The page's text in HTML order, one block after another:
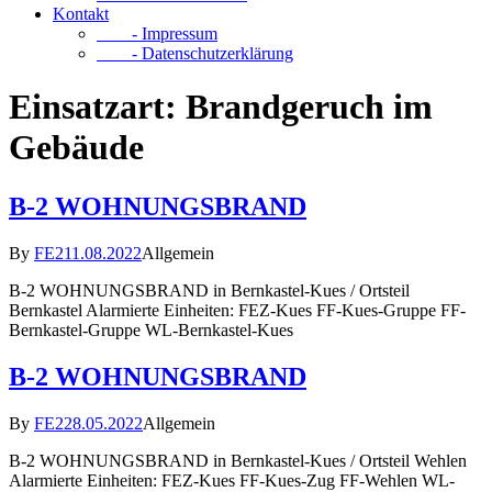
Kontakt
- Impressum
- Datenschutzerklärung
Einsatzart: Brandgeruch im
Gebäude
B-2 WOHNUNGSBRAND
By FE211.08.2022Allgemein
B-2 WOHNUNGSBRAND in Bernkastel-Kues / Ortsteil
Bernkastel Alarmierte Einheiten: FEZ-Kues FF-Kues-Gruppe FF-
Bernkastel-Gruppe WL-Bernkastel-Kues
B-2 WOHNUNGSBRAND
By FE228.05.2022Allgemein
B-2 WOHNUNGSBRAND in Bernkastel-Kues / Ortsteil Wehlen
Alarmierte Einheiten: FEZ-Kues FF-Kues-Zug FF-Wehlen WL-